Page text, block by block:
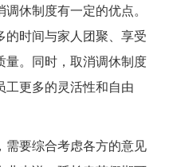
休制度有一定的优点。
时间与家人团聚、享受
量。同时，取消调休制度
更多的灵活性和自由
需要综合考虑各方的意见